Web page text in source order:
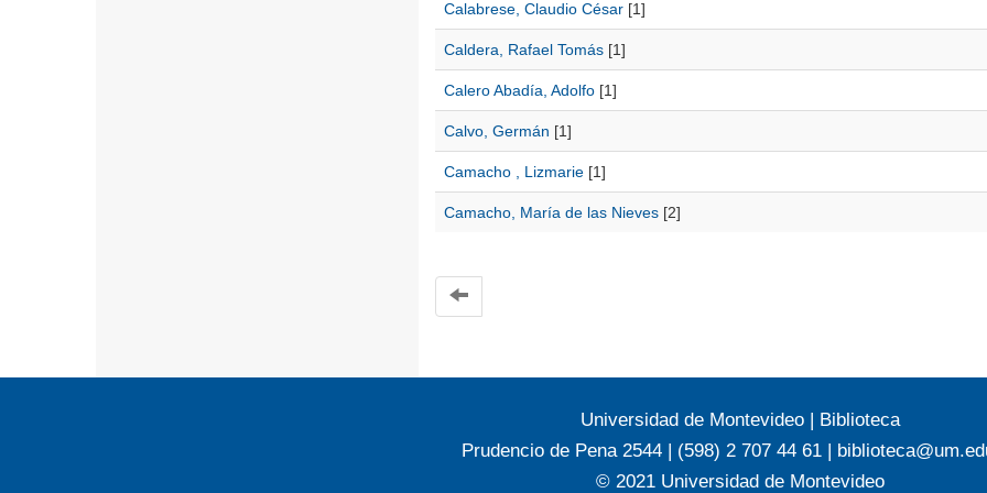
Calabrese, Claudio César[1]
Caldera, Rafael Tomás[1]
Calero Abadía, Adolfo[1]
Calvo, Germán [1]
Camacho , Lizmarie[1]
Camacho, María de las Nieves[2]
Universidad de Montevideo | Biblioteca
Prudencio de Pena 2544 | (598) 2 707 44 61 |
© 2021 Universidad de Montevideo